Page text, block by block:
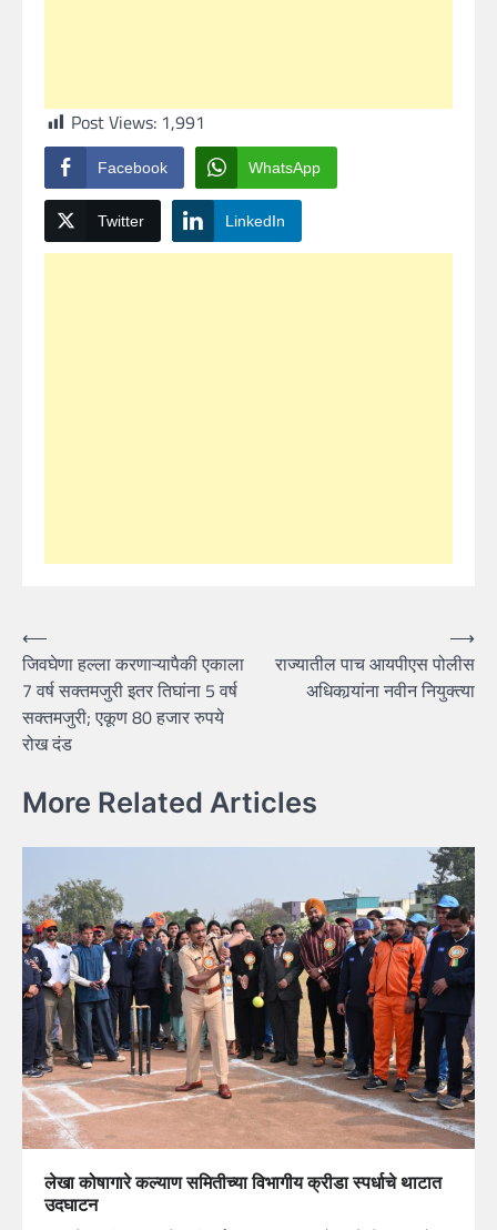
Post Views: 1,991
Facebook WhatsApp
Twitter LinkedIn
Post
navigation
⟵
जिवघेणा हल्ला करणाऱ्यापैकी एकाला
7 वर्ष सक्तमजुरी इतर तिघांना 5 वर्ष
सक्तमजुरी; एकूण 80 हजार रुपये
रोख दंड
राज्यातील पाच आयपीएस पोलीस
अधिकार्‍यांना नवीन नियुक्त्या
⟶
More Related Articles
लेखा कोषागारे कल्याण समितीच्या विभागीय क्रीडा स्पर्धाचे थाटात
उदघाटन